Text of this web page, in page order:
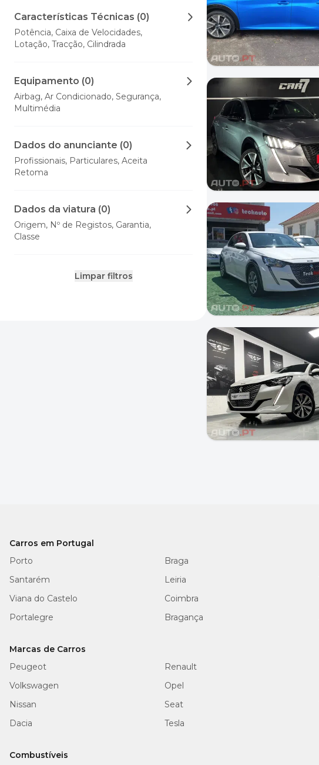
Características Técnicas (0)
Potência, Caixa de Velocidades,
Lotação, Tracção, Cilindrada
Equipamento (0)
Airbag, Ar Condicionado, Segurança,
Multimédia
Dados do anunciante (0)
Profissionais, Particulares, Aceita
Retoma
Dados da viatura (0)
Origem, Nº de Registos, Garantia,
Classe
Limpar filtros
Carros em Portugal
Porto
Braga
Santarém
Leiria
Viana do Castelo
Coimbra
Portalegre
Bragança
Marcas de Carros
Peugeot
Renault
Volkswagen
Opel
Nissan
Seat
Dacia
Tesla
Combustíveis